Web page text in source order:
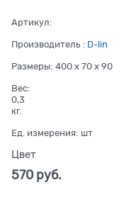
Артикул:
Производитель : D-lin
Размеры: 400 x 70 x 90
Вес:
0,3
кг.
Ед. измерения: шт
Цвет
570 руб.